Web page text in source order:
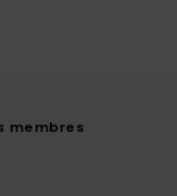
membres